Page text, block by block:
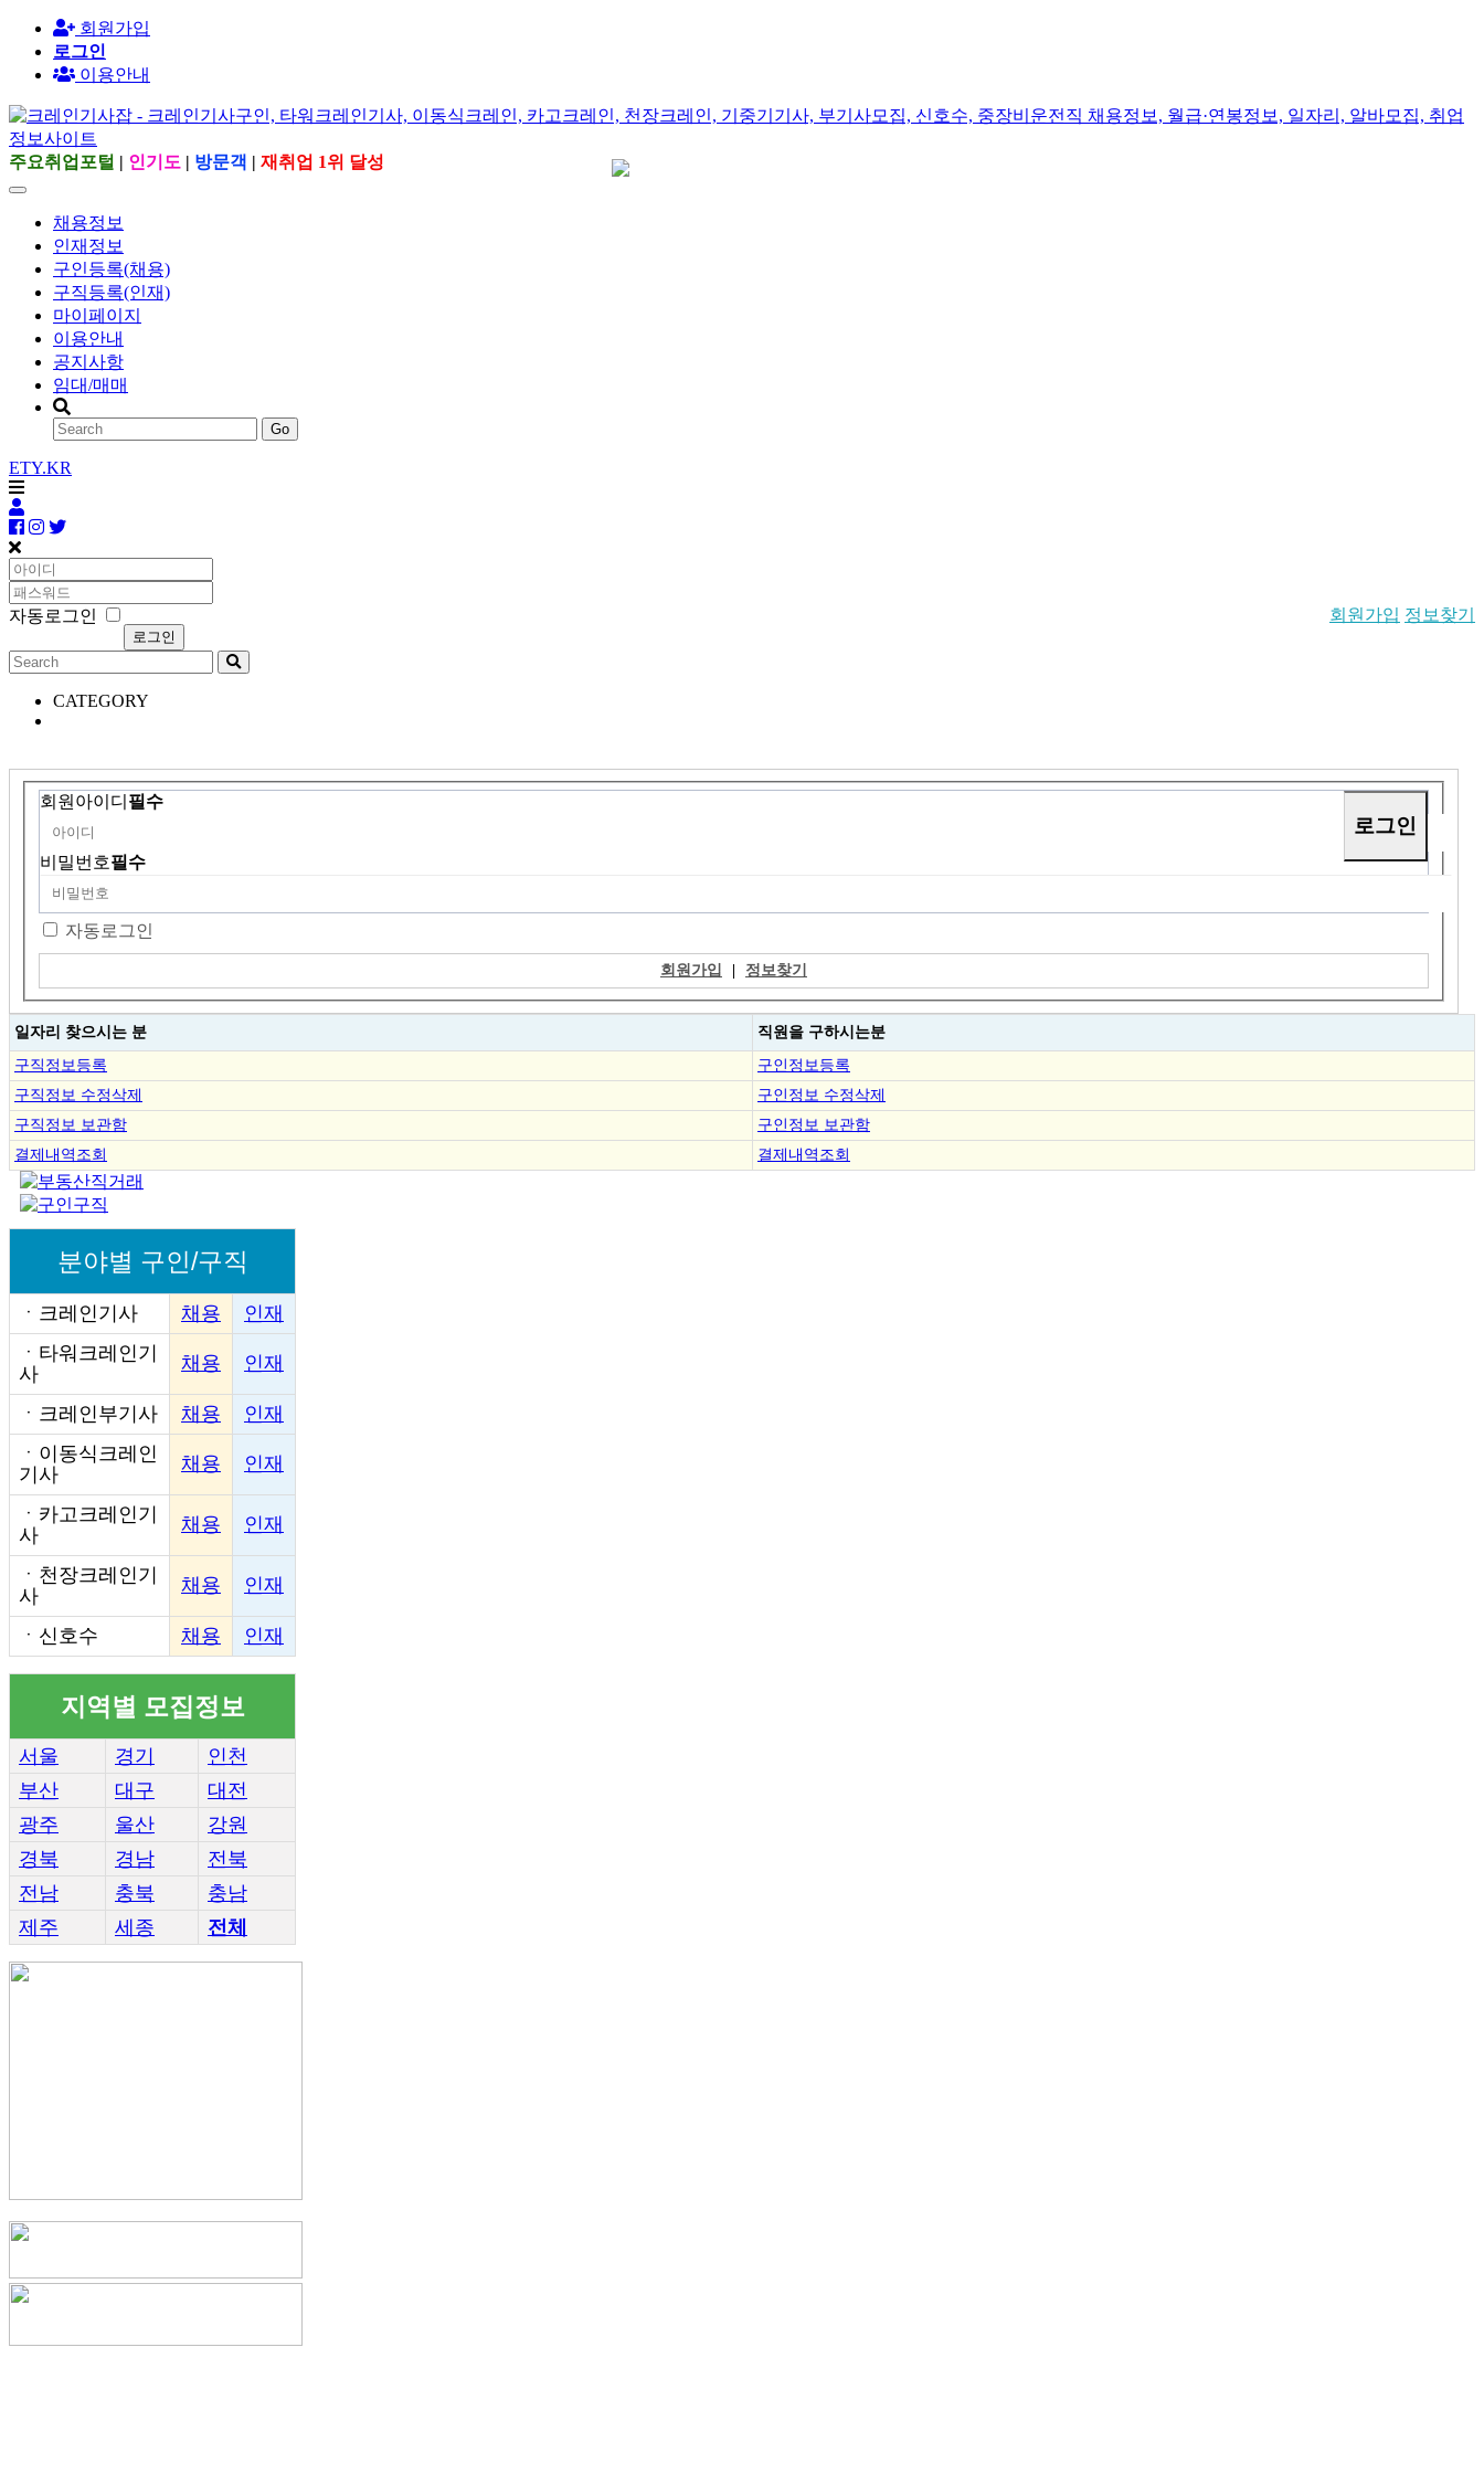
회원가입
로그인
이용안내
주요취업포털 | 인기도 | 방문객 | 재취업 1위 달성
채용정보
인재정보
구인등록(채용)
구직등록(인재)
마이페이지
이용안내
공지사항
임대/매매
Go
ETY.KR
자동로그인 회원가입 정보찾기
CATEGORY
회원아이디 필수
비밀번호필수
자동로그인
회원가입 | 정보찾기
일자리 찾으시는 분 직원을 구하시는분
구직정보등록
구인정보등록
구직정보 수정삭제
구인정보 수정삭제
구직정보 보관함
구인정보 보관함
결제내역조회
결제내역조회
분야별 구인/구직
ㆍ 크레인기사 채용
인재
ㆍ 타워크레인기
사
채용 인재
ㆍ 크레인부기사 채용
인재
ㆍ 이동식크레인
기사
채용 인재
ㆍ 카고크레인기
사
채용 인재
ㆍ 천장크레인기
사
채용 인재
ㆍ 신호수 채용 인재
지역별 모집정보
서울 경기
인천
부산
대구
대전
광주
울산
강원
경북
경남
전북
전남
충북
충남
제주
세종 전체